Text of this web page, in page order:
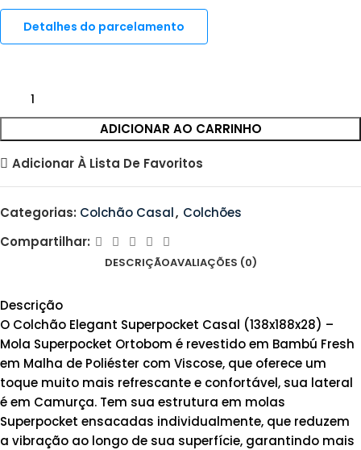
Detalhes do parcelamento
ADICIONAR AO CARRINHO
Adicionar À Lista De Favoritos
Categorias: Colchão Casal, Colchões
Compartilhar:
DESCRIÇÃOAVALIAÇÕES (0)
Descrição
O Colchão Elegant Superpocket Casal (138x188x28) –
Mola Superpocket Ortobom é revestido em Bambú Fresh
em Malha de Poliéster com Viscose, que oferece um
toque muito mais refrescante e confortável, sua lateral
é em Camurça. Tem sua estrutura em molas
Superpocket ensacadas individualmente, que reduzem
a vibração ao longo de sua superfície, garantindo mais